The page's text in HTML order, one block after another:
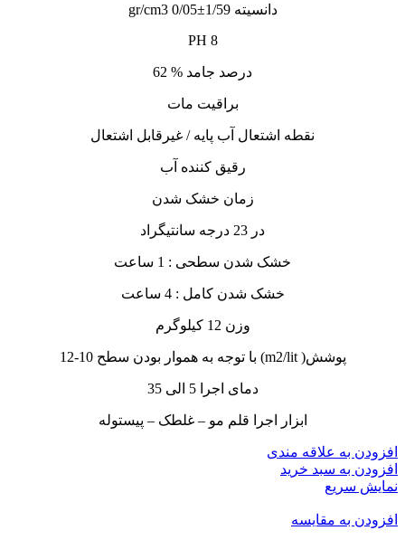
دانسیته 1/59±0/05 gr/cm3
PH 8
درصد جامد % 62
براقیت مات
نقطه اشتعال آب پایه / غیرقابل اشتعال
رقیق کننده آب
زمان خشک شدن
در 23 درجه سانتیگراد
خشک شدن سطحی : 1 ساعت
خشک شدن کامل : 4 ساعت
وزن 12 کیلوگرم
پوشش( m2/lit) با توجه به هموار بودن سطح 10-12
دمای اجرا 5 الی 35
ابزار اجرا قلم مو – غلطک – پیستوله
افزودن به علاقه مندی
افزودن به سبد خرید
نمایش سریع
افزودن به مقایسه